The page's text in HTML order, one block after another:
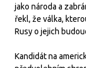
jako národa a
řekl, že válka,
Rusy o jejich
Kandidát na